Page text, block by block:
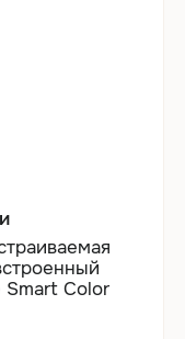
Smart Color